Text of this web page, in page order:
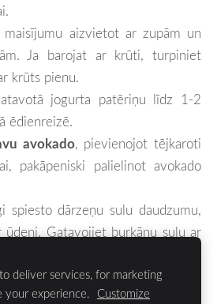
aizvietot ar zupām un
Ja barojat ar krūti, turpiniet
krūts pienu.
jogurta patēriņu līdz 1-2
ēdienreizē.
avokado, pievienojot tējkaroti
pakāpeniski palielinot avokado
spiesto dārzeņu sulu daudzumu,
ūdeni. Gatavojiet burkānu sulu ar
deliver services, for marketing
your experience. Customize